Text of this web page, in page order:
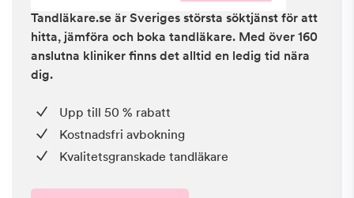
Tandläkare.se är Sveriges största söktjänst för att
hitta, jämföra och boka tandläkare. Med över 160
anslutna kliniker finns det alltid en ledig tid nära
dig.
Upp till 50 % rabatt
Kostnadsfri avbokning
Kvalitetsgranskade tandläkare